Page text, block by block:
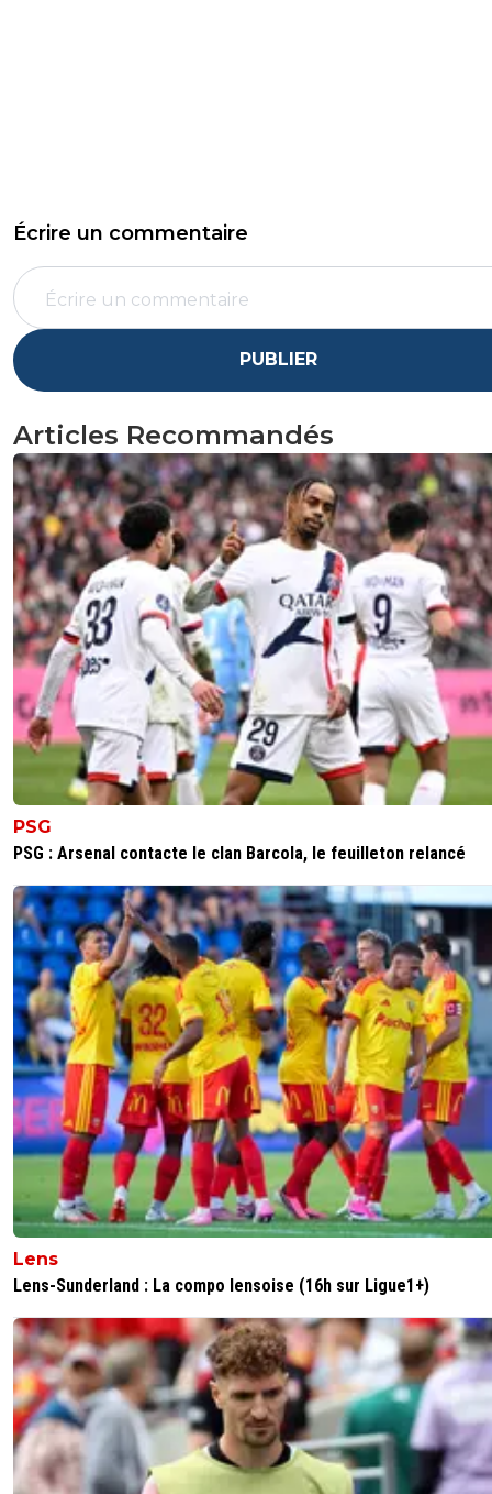
Écrire un commentaire
PUBLIER
Articles Recommandés
PSG
PSG : Arsenal contacte le clan Barcola, le feuilleton relancé
Lens
Lens-Sunderland : La compo lensoise (16h sur Ligue1+)